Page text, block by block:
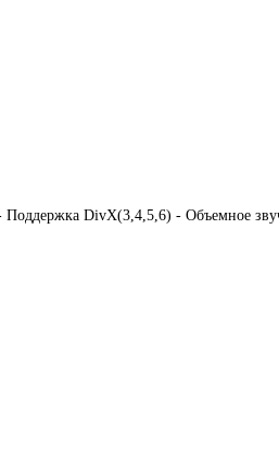
DivX(3,4,5,6) - Объемное